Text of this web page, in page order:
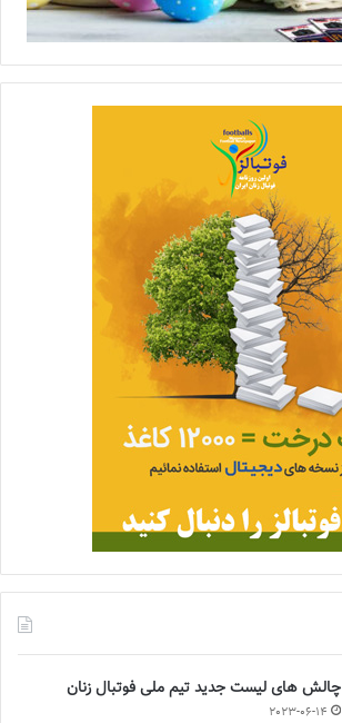
چالش هاى ليست جدید تيم ملى فوتبال زنان
2023-06-14